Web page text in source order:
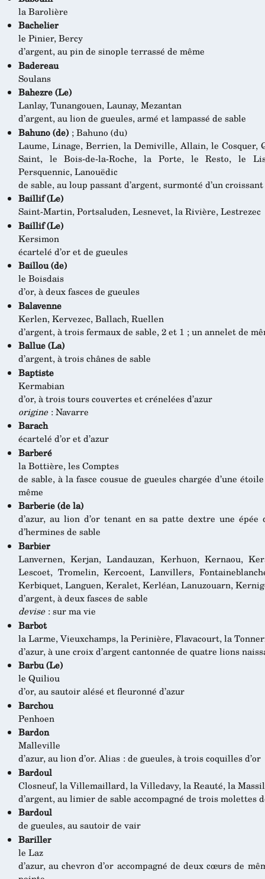
la Barolière
Bachelier
le Pinier, Bercy
d’argent, au pin de sinople terrassé de même
Badereau
Soulans
Bahezre (Le)
Lanlay, Tunangouen, Launay, Mezantan
d’argent, au lion de gueules, armé et lampassé de sable
Bahuno (de); Bahuno (du)
Laume, Linage, Berrien, la Demiville, Allain, le Cosquer,
Saint, le Bois-de-la-Roche, la Porte, le Resto, le
Persquennic, Lanouëdic
de sable, au loup passant d’argent, surmonté d’un
Baillif (Le)
Saint-Martin, Portsaluden, Lesnevet, la Rivière, Lestrezec
Baillif (Le)
Kersimon
écartelé d’or et de gueules
Baillou (de)
le Boisdais
d’or, à deux fasces de gueules
Balavenne
Kerlen, Kervezec, Ballach, Ruellen
d’argent, à trois fermaux de sable, 2 et 1 ; un annelet de
Ballue (La)
d’argent, à trois chânes de sable
Baptiste
Kermabian
d’or, à trois tours couvertes et crénelées d’azur
origine: Navarre
Barach
écartelé d’or et d’azur
Barberé
la Bottière, les Comptes
de sable, à la fasce cousue de gueules chargée d’une
même
Barberie (de la)
d’azur, au lion d’or tenant en sa patte dextre une épée
d’hermines de sable
Barbier
Lanvernen, Kerjan, Landauzan, Kerhuon, Kernaou,
Lescoet, Tromelin, Kercoent, Lanvillers,
Kerbiquet, Languen, Keralet, Kerléan, Lanuzouarn,
d’argent, à deux fasces de sable
devise: sur ma vie
Barbot
la Larme, Vieuxchamps, la Perinière, Flavacourt, la
d’azur, à une croix d’argent cantonnée de quatre lions
Barbu (Le)
le Quiliou
d’or, au sautoir alésé et fleuronné d’azur
Barchou
Penhoen
Bardon
Malleville
d’azur, au lion d’or. Alias : de gueules, à trois coquilles d’or
Bardoul
Closneuf, la Villemaillard, la Villedavy, la Reauté, la
d’argent, au limier de sable accompagné de trois molettes
Bardoul
de gueules, au sautoir de vair
Bariller
le Laz
d’azur, au chevron d’or accompagné de deux cœurs de